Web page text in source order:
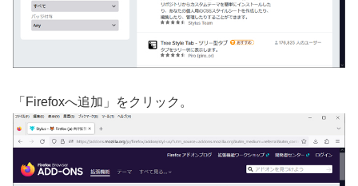
「Firefoxへ追加」をクリック。